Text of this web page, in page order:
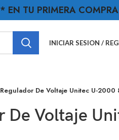
INICIAR SESION /
Regulador De Voltaje Unitec U-2000
De Voltaje
EN TU PRIMERA COMPRA